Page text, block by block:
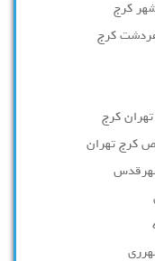
کرج
کرج
کرج
کرج تهران
شهرقدس